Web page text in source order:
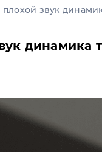
звук
динамика